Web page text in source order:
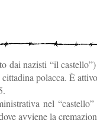
dai nazisti “il
polacca. È
nel
avviene la